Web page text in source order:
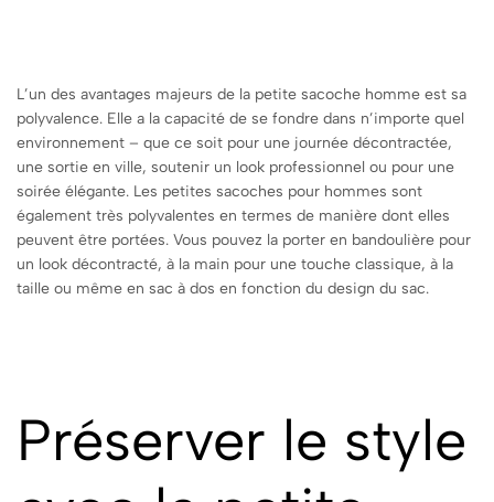
L’un des avantages majeurs de la petite sacoche homme est sa
polyvalence. Elle a la capacité de se fondre dans n’importe quel
environnement – que ce soit pour une journée décontractée,
une sortie en ville, soutenir un look professionnel ou pour une
soirée élégante. Les petites sacoches pour hommes sont
également très polyvalentes en termes de manière dont elles
peuvent être portées. Vous pouvez la porter en bandoulière pour
un look décontracté, à la main pour une touche classique, à la
taille ou même en sac à dos en fonction du design du sac.
Préserver le style